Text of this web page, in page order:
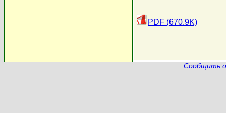
PDF (670.9K)
Сообщить о